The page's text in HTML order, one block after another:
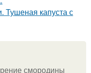
Тушеная капуста с
смородины